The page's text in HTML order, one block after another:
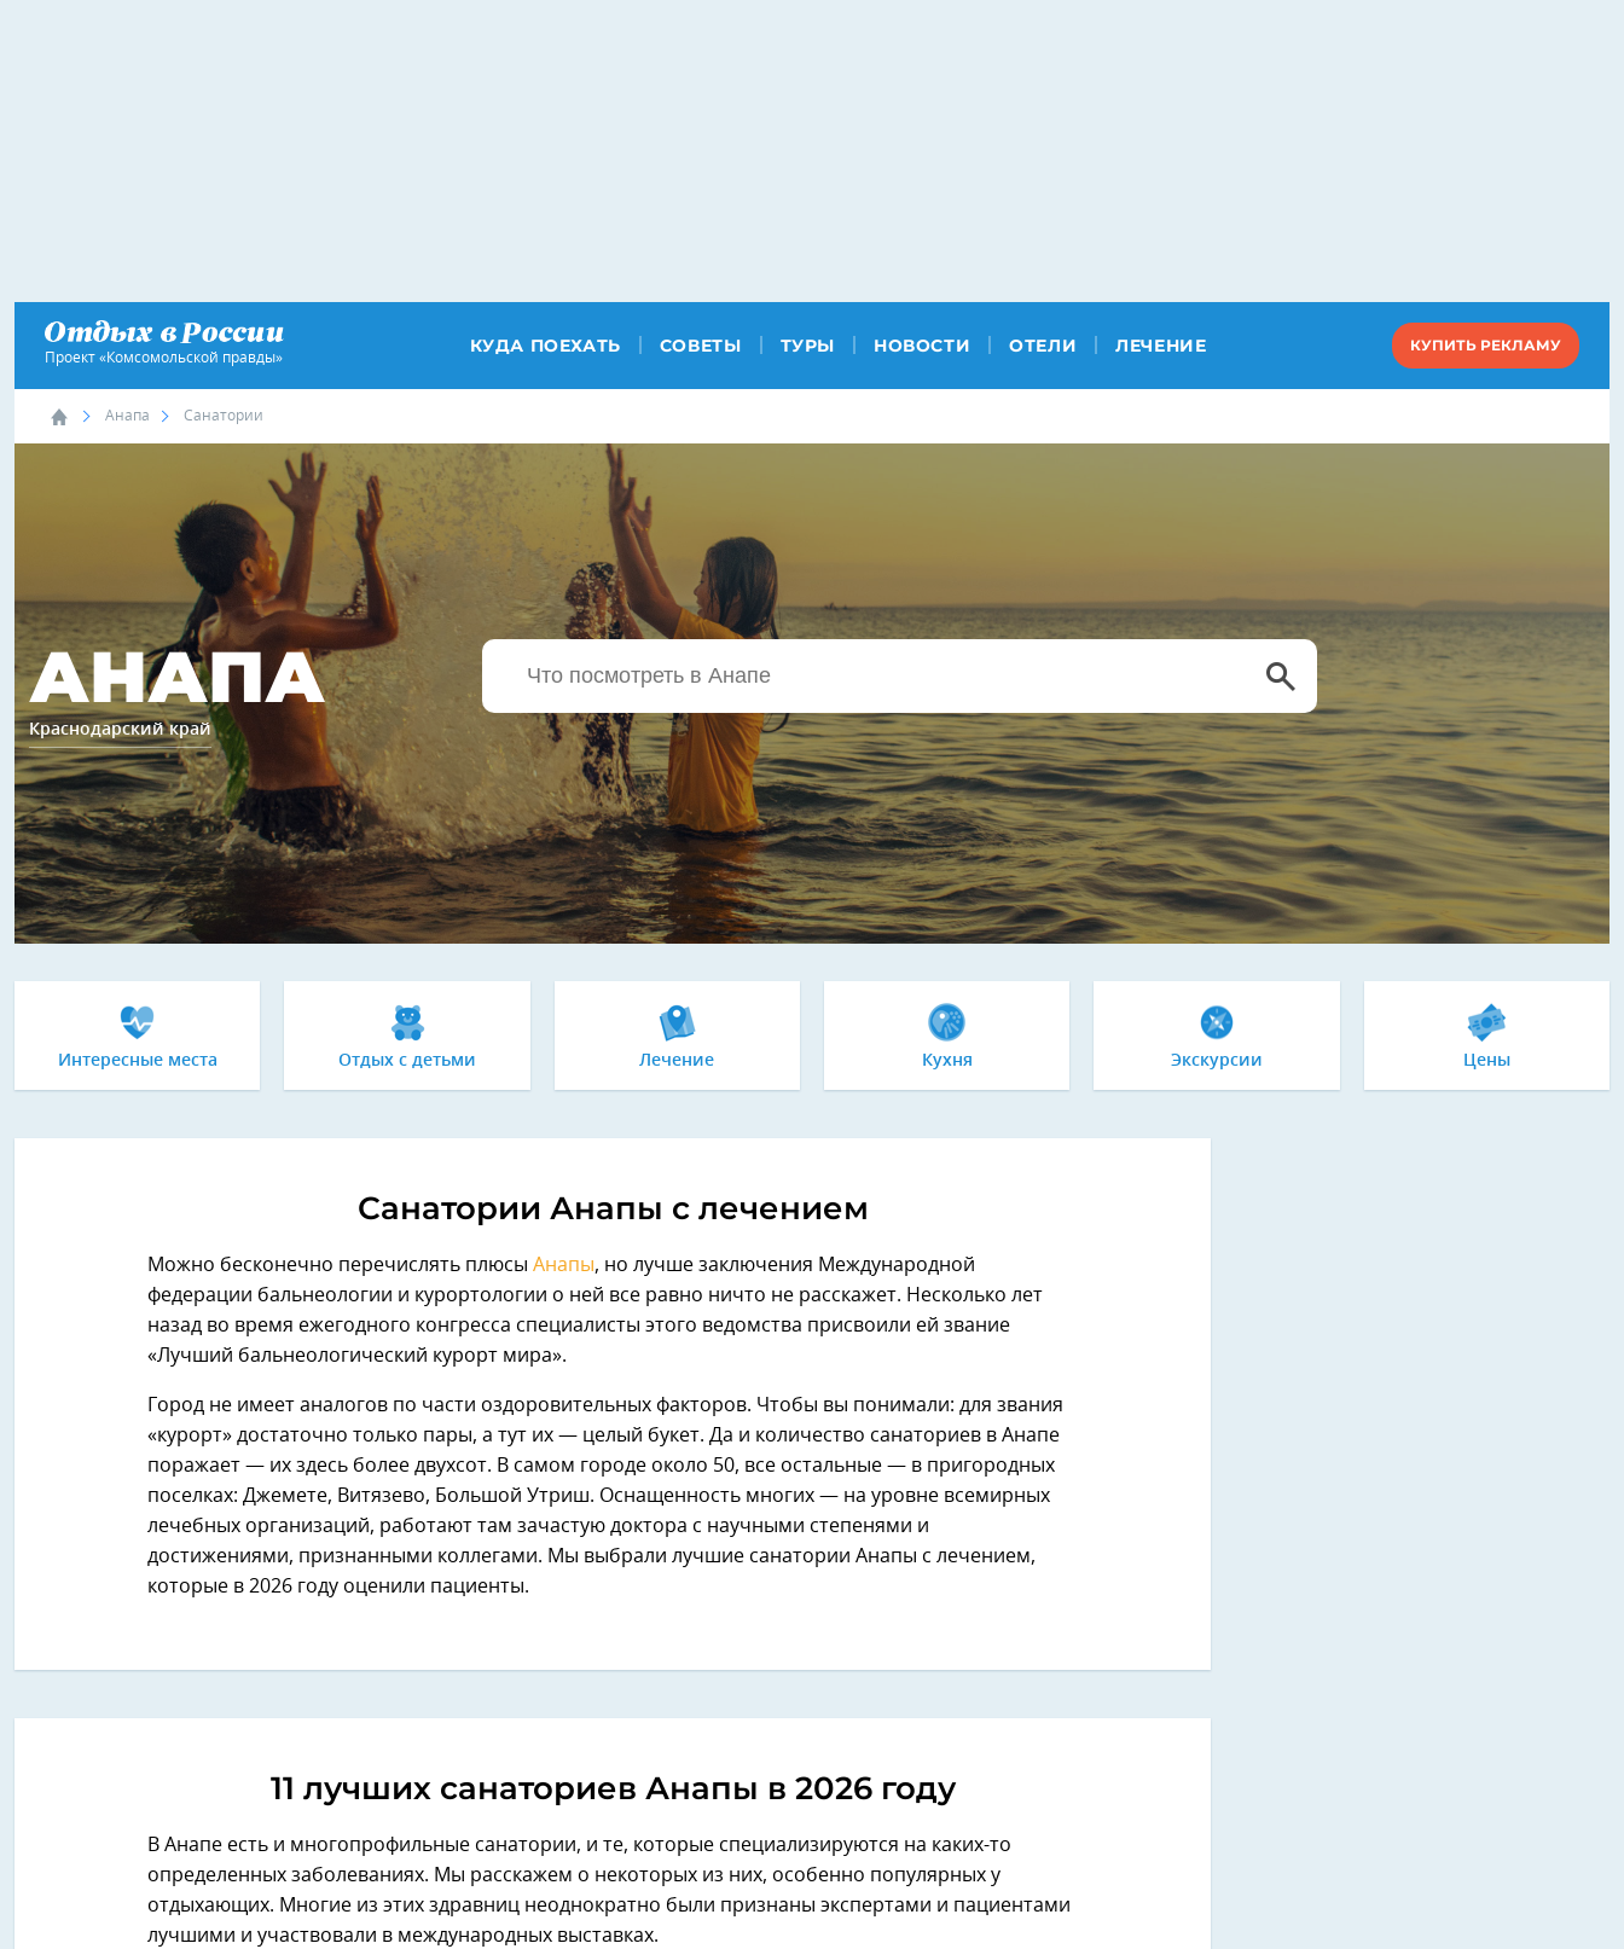
Проект «Комсомольской правды»
КУДА ПОЕХАТЬ СОВЕТЫ ТУРЫ НОВОСТИ ОТЕЛИ ЛЕЧЕНИЕ КУПИТЬ РЕКЛАМУ
Анапа Санатории
АНАПА
Краснодарский край
Интересные места Отдых с детьми Лечение Кухня Экскурсии Цены
Санатории Анапы с лечением
Можно бесконечно перечислять плюсы Анапы, но лучше заключения Международной
федерации бальнеологии и курортологии о ней все равно ничто не расскажет. Несколько лет
назад во время ежегодного конгресса специалисты этого ведомства присвоили ей звание
«Лучший бальнеологический курорт мира».
Город не имеет аналогов по части оздоровительных факторов. Чтобы вы понимали: для звания
«курорт» достаточно только пары, а тут их — целый букет. Да и количество санаториев в Анапе
поражает — их здесь более двухсот. В самом городе около 50, все остальные — в пригородных
поселках: Джемете, Витязево, Большой Утриш. Оснащенность многих — на уровне всемирных
лечебных организаций, работают там зачастую доктора с научными степенями и
достижениями, признанными коллегами. Мы выбрали лучшие санатории Анапы с лечением,
которые в 2026 году оценили пациенты.
11 лучших санаториев Анапы в 2026 году
В Анапе есть и многопрофильные санатории, и те, которые специализируются на каких-то
определенных заболеваниях. Мы расскажем о некоторых из них, особенно популярных у
отдыхающих. Многие из этих здравниц неоднократно были признаны экспертами и пациентами
лучшими и участвовали в международных выставках.